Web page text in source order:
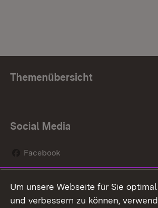
Themenübersicht
Social Media
Facebook
Social Wall
Um unsere Webseite für Sie
und verbessern zu können,